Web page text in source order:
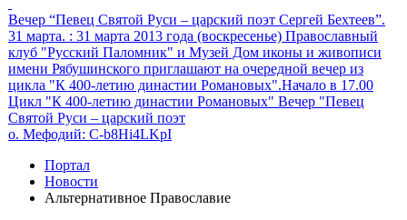
Вечер “Певец Святой Руси – царский поэт Сергей Бехтеев”.
31 марта. : 31 марта 2013 года (воскресенье) Православный
клуб "Русский Паломник" и Музей Дом иконы и живописи
имени Рябушинского приглашают на очередной вечер из
цикла "К 400-летию династии Романовых".Начало в 17.00
Цикл "К 400-летию династии Романовых" Вечер "Певец
Святой Руси – царский поэт
о. Мефодий: C-b8Hi4LKpI
Портал
Новости
Альтернативное Православие